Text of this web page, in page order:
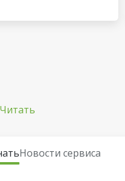
Читать
Новости сервиса